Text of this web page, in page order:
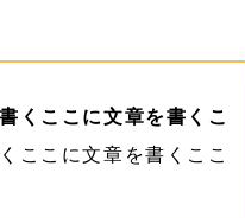
くここに文章を書くこ
ここに文章を書くここ